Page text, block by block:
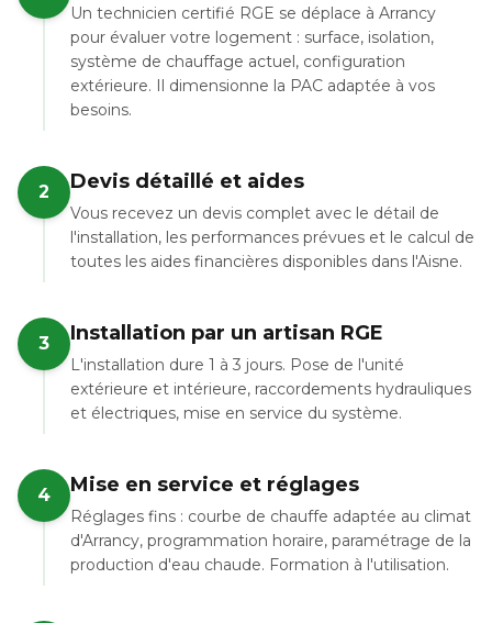
Un technicien certifié RGE se déplace à Arrancy
pour évaluer votre logement : surface, isolation,
système de chauffage actuel, configuration
extérieure. Il dimensionne la PAC adaptée à vos
besoins.
2 Devis détaillé et aides
Vous recevez un devis complet avec le détail de
l'installation, les performances prévues et le calcul de
toutes les aides financières disponibles dans l'Aisne.
3 Installation par un artisan RGE
L'installation dure 1 à 3 jours. Pose de l'unité
extérieure et intérieure, raccordements hydrauliques
et électriques, mise en service du système.
4 Mise en service et réglages
Réglages fins : courbe de chauffe adaptée au climat
d'Arrancy, programmation horaire, paramétrage de la
production d'eau chaude. Formation à l'utilisation.